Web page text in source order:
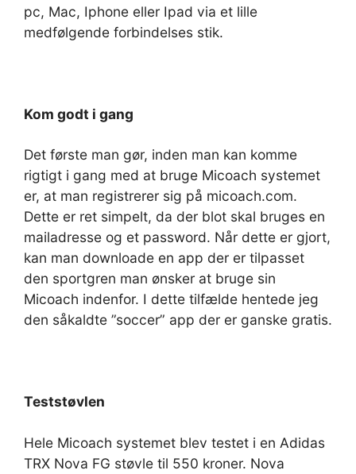
pc, Mac, Iphone eller Ipad via et lille
medfølgende forbindelses stik.
Kom godt i gang
Det første man gør, inden man kan komme
rigtigt i gang med at bruge Micoach systemet
er, at man registrerer sig på micoach.com.
Dette er ret simpelt, da der blot skal bruges en
mailadresse og et password. Når dette er gjort,
kan man downloade en app der er tilpasset
den sportgren man ønsker at bruge sin
Micoach indenfor. I dette tilfælde hentede jeg
den såkaldte ”soccer” app der er ganske gratis.
Teststøvlen
Hele Micoach systemet blev testet i en Adidas
TRX Nova FG støvle til 550 kroner. Nova